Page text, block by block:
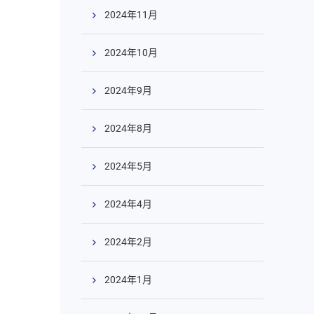
2024年11月
2024年10月
2024年9月
2024年8月
2024年5月
2024年4月
2024年2月
2024年1月